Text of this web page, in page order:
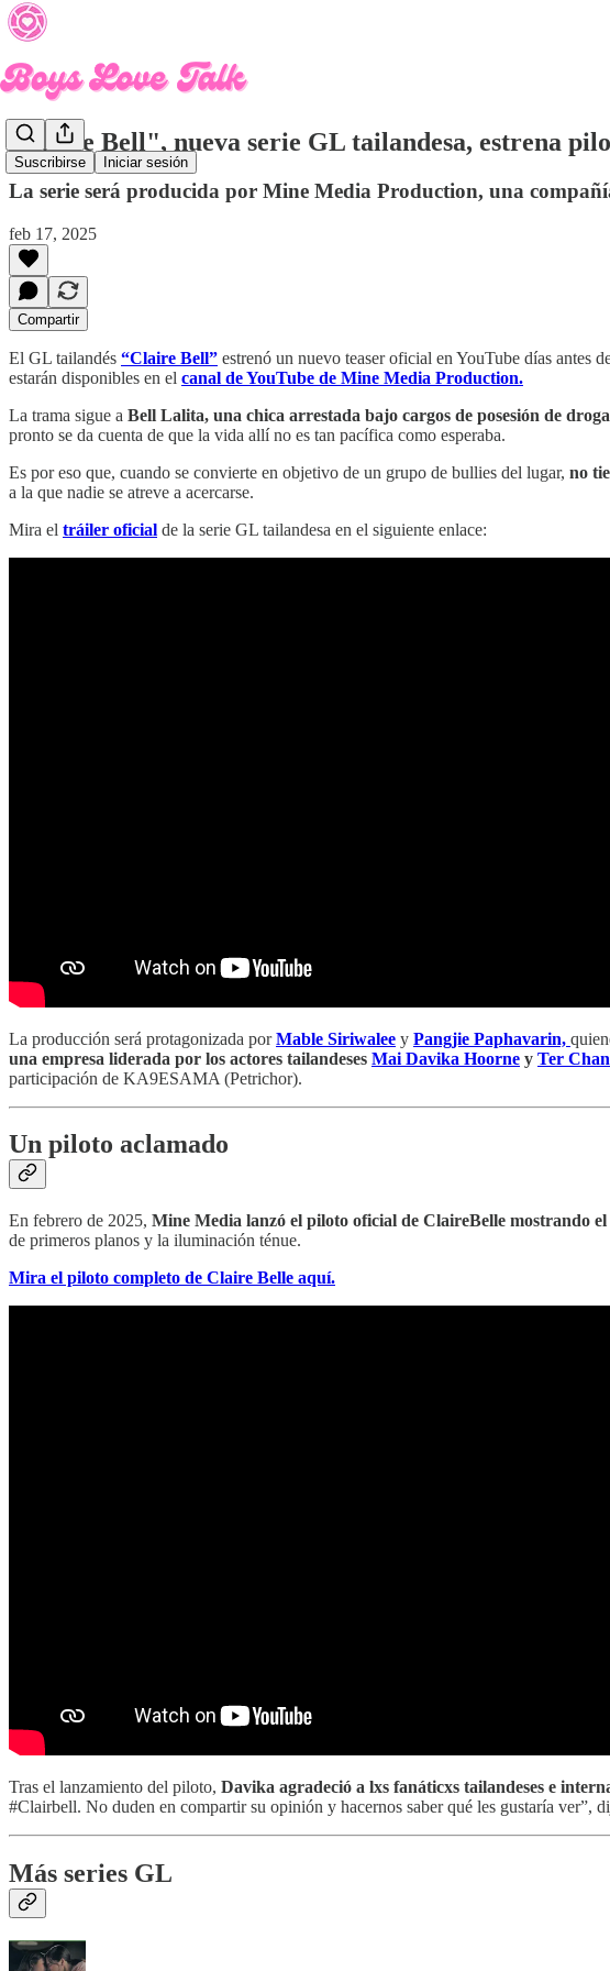
Suscribirse Iniciar sesión
"Claire Bell", nueva serie GL tailandesa, estrena
La serie será producida por Mine Media Production, una
feb 17, 2025
Compartir
El GL tailandés “Claire Bell” estrenó un nuevo teaser oficial en YouTube días antes
estarán disponibles en el canal de YouTube de Mine Media Production.
La trama sigue a Bell Lalita, una chica arrestada bajo cargos de posesión de
pronto se da cuenta de que la vida allí no es tan pacífica como esperaba.
Es por eso que, cuando se convierte en objetivo de un grupo de bullies del lugar, no
a la que nadie se atreve a acercarse.
Mira el tráiler oficial de la serie GL tailandesa en el siguiente enlace:
La producción será protagonizada porMable Siriwalee y Pangjie Paphavarin,
una empresa liderada por los actores tailandeses Mai Davika Hoorne y Ter
participación de KA9ESAMA (Petrichor).
Un piloto aclamado
En febrero de 2025, Mine Media lanzó el piloto oficial de ClaireBelle mostrando
de primeros planos y la iluminación ténue.
Mira el piloto completo de Claire Belle aquí.
Tras el lanzamiento del piloto, Davika agradeció a lxs fanáticxs tailandeses e
#Clairbell. No duden en compartir su opinión y hacernos saber qué les gustaría ver”,
Más series GL